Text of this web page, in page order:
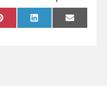
PinterestLinkedInEmail